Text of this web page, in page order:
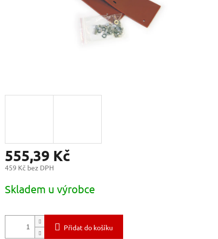
555,39 Kč
459 Kč bez DPH
cena:
Skladem u výrobce
Přidat do košíku